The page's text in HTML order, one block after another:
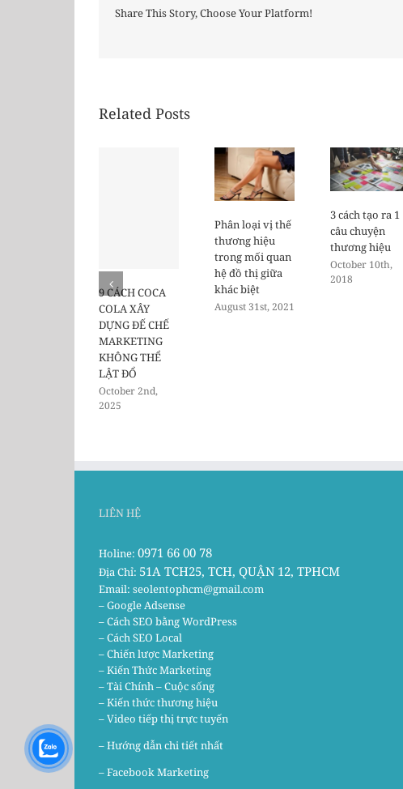
Share This Story, Choose Your Platform!
Related Posts
9 CÁCH COCA
COLA XÂY
DỰNG ĐẾ CHẾ
MARKETING
KHÔNG THỂ
LẬT ĐỔ
October 2nd,
2025
Phân loại vị thế
thương hiệu
trong mối quan
hệ đồ thị giữa
khác biệt
August 31st, 2021
3 cách tạo ra 1
câu chuyện
thương hiệu
October 10th,
2018
LIÊN HỆ
Holine: 0971 66 00 78
Địa Chỉ: 51A TCH25, TCH, QUẬN 12, TPHCM
Email: seolentophcm@gmail.com
– Google Adsense
– Cách SEO bằng WordPress
– Cách SEO Local
– Chiến lược Marketing
– Kiến Thức Marketing
– Tài Chính – Cuộc sống
– Kiến thức thương hiệu
– Video tiếp thị trực tuyến
– Hướng dẫn chi tiết nhất
–Facebook Marketing